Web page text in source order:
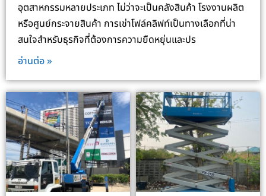
อุตสาหกรรมหลายประเภท ไม่ว่าจะเป็นคลังสินค้า โรงงานผลิต
หรือศูนย์กระจายสินค้า การเช่าโฟล์คลิฟท์เป็นทางเลือกที่น่า
สนใจสำหรับธุรกิจที่ต้องการความยืดหยุ่นและปร
อ่านต่อ »